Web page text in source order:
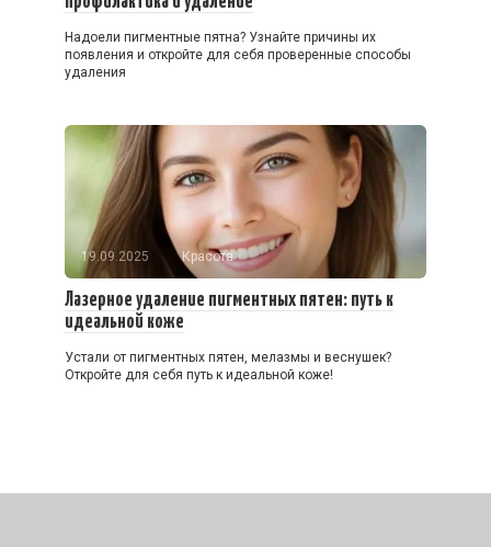
Надоели пигментные пятна? Узнайте причины их
появления и откройте для себя проверенные способы
удаления
19.09.2025 Красота
Лазерное удаление пигментных пятен: путь к
идеальной коже
Устали от пигментных пятен, мелазмы и веснушек?
Откройте для себя путь к идеальной коже!